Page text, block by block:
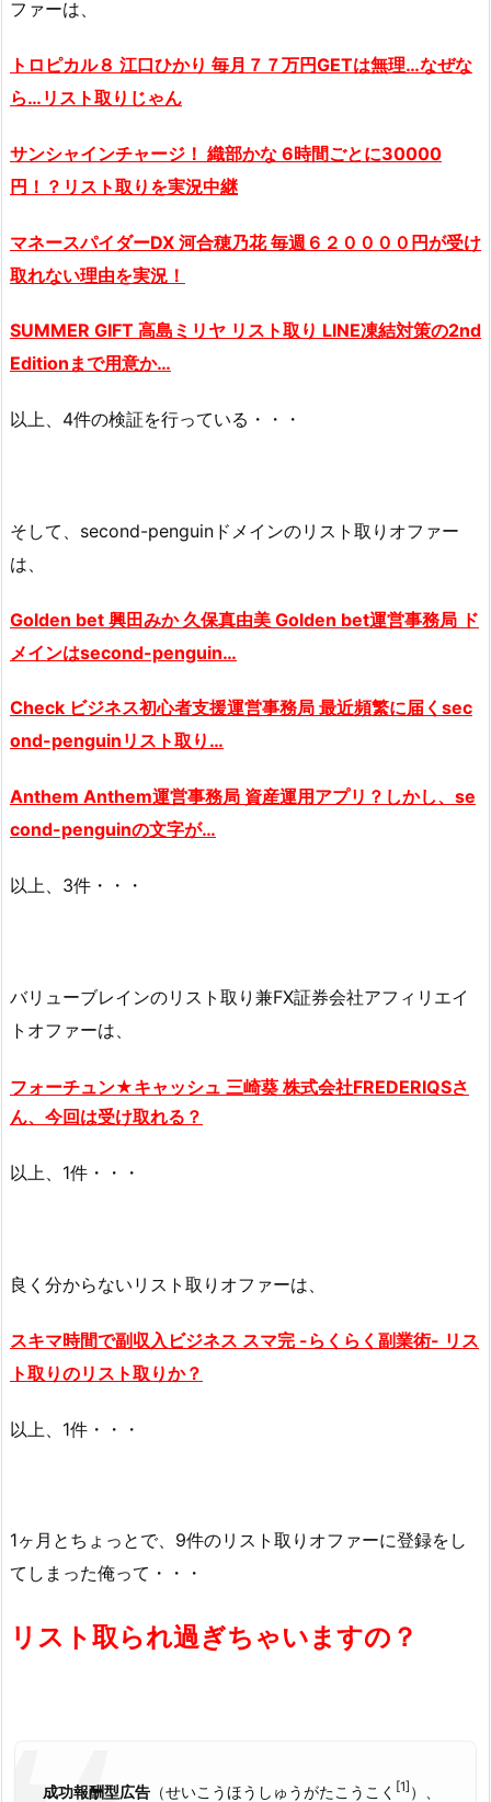
ファーは、
トロピカル８ 江口ひかり 毎月７７万円GETは無理…なぜな
ら… リスト取り じゃん
サンシャインチャージ！ 織部かな 6時間ごとに30000
円！？ リスト取り を実況中継
マネースパイダーDX 河合穂乃花 毎週６２００００円が受け
取れない理由を実況！
SUMMER GIFT 高島ミリヤ リスト取り LINE凍結対策の2nd
Editionまで用意か…
以上、4件の検証を行っている・・・
そして、second-penguinドメインのリスト取りオファー
は、
Golden bet 興田みか 久保真由美 Golden bet運営事務局 ド
メインはsecond-penguin…
Check ビジネス初心者支援運営事務局 最近頻繁に届くsec
ond-penguinリスト取り…
Anthem Anthem運営事務局 資産運用アプリ？しかし、se
cond-penguinの文字が…
以上、3件・・・
バリューブレインのリスト取り兼FX証券会社アフィリエイ
トオファーは、
フォーチュン★キャッシュ 三崎葵 株式会社FREDERIQSさ
ん、今回は受け取れる？
以上、1件・・・
良く分からないリスト取りオファーは、
スキマ時間で副収入ビジネス スマ完 -らくらく副業術- リス
ト取りのリスト取りか？
以上、1件・・・
1ヶ月とちょっとで、9件のリスト取りオファーに登録をし
てしまった俺って・・・
リスト取られ過ぎちゃいますの？
成功報酬型広告 （せいこうほうしゅうがたこうこく [1] ）、